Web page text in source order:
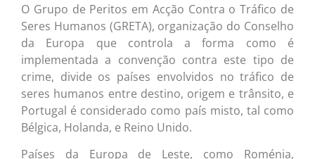
O Grupo de Peritos em Acção Contra o Tráfico de
Seres Humanos (GRETA), organização do Conselho
da Europa que controla a forma como é
implementada a convenção contra este tipo de
crime, divide os países envolvidos no tráfico de
seres humanos entre destino, origem e trânsito, e
Portugal é considerado como país misto, tal como
Bélgica, Holanda, e Reino Unido.
Países da Europa de Leste, como Roménia,